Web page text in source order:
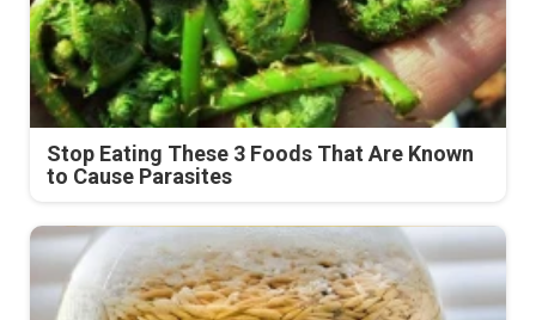
Stop Eating These 3 Foods That Are Known
to Cause Parasites